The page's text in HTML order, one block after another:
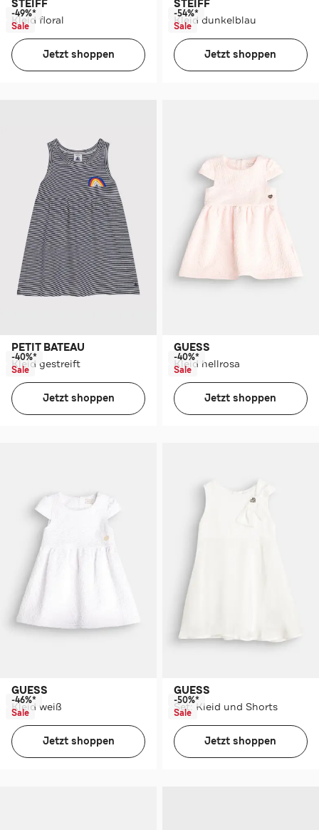
STEIFF
Kleid floral
-49%*
Sale
Jetzt shoppen
STEIFF
Kleid dunkelblau
-54%*
Sale
Jetzt shoppen
PETIT BATEAU
Kleid gestreift
-40%*
Sale
Jetzt shoppen
GUESS
Kleid hellrosa
-40%*
Sale
Jetzt shoppen
GUESS
Kleid weiß
-46%*
Sale
Jetzt shoppen
GUESS
Set: Kleid und Shorts
-50%*
Sale
Jetzt shoppen